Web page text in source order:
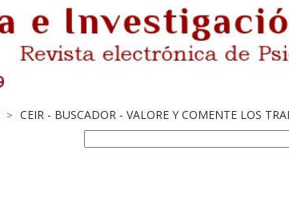
> CEIR - BUSCADOR - VALORE Y COMENTE LOS